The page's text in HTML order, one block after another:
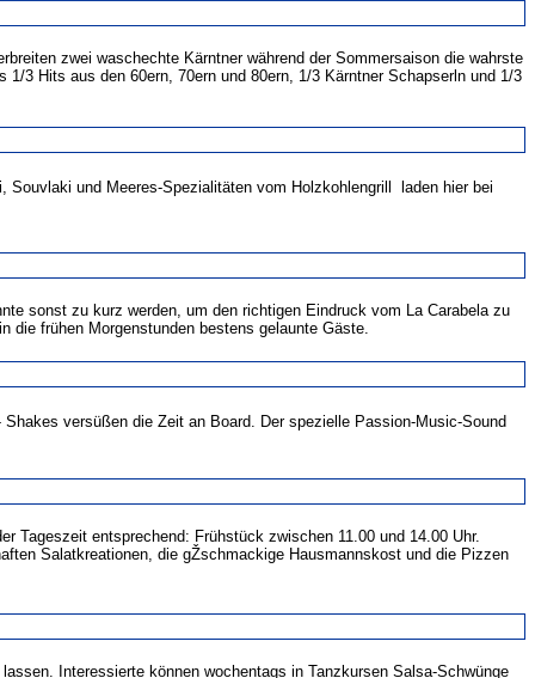
zwei waschechte Kärntner während der Sommersaison die wahrste
3 Hits aus den 60ern, 70ern und 80ern, 1/3 Kärntner Schapserln und 1/3
und Meeres-Spezialitäten vom Holzkohlengrill  laden hier bei
sonst zu kurz werden, um den richtigen Eindruck vom La Carabela zu
die frühen Morgenstunden bestens gelaunte Gäste.
versüßen die Zeit an Board. Der spezielle Passion-Music-Sound
Tageszeit entsprechend: Frühstück zwischen 11.00 und 14.00 Uhr.
Salatkreationen, die gŽschmackige Hausmannskost und die Pizzen
Interessierte können wochentags in Tanzkursen Salsa-Schwünge